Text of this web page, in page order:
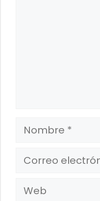
Nombre
Correo
electrónico
Web